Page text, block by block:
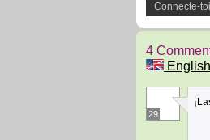
Connecte-
4
English
29